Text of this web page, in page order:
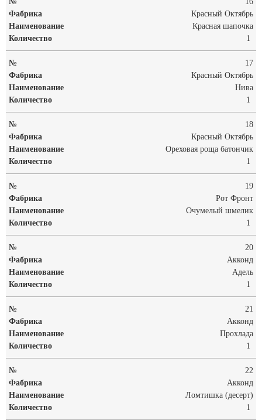
Красный Октябрь
Красная шапочка
1
17
Красный Октябрь
Нива
1
18
Красный Октябрь
Ореховая роща батончик
1
19
Рот Фронт
Очумелый шмелик
1
20
Акконд
Адель
1
21
Акконд
Прохлада
1
22
Акконд
Ломтишка (десерт)
1